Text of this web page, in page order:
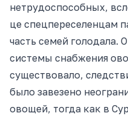
нетрудоспособных,
це спецпереселенцам
часть семей голодала.
системы снабжения
существовало,
было завезено
овощей, тогда как в